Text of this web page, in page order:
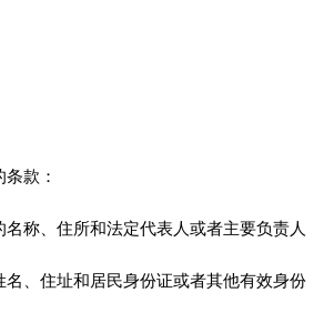
款：
名称、住所和法定代表人或者主要负责人
名、住址和居民身份证或者其他有效身份